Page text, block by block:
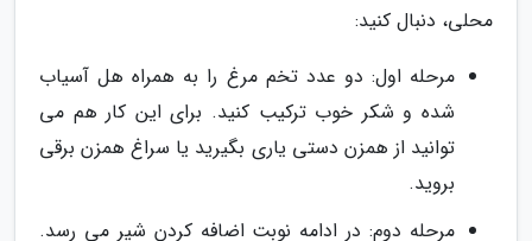
محلی، دنبال کنید:
مرحله اول: دو عدد تخم مرغ را به همراه هل آسیاب
شده و شکر خوب ترکیب کنید. برای این کار هم می
توانید از همزن دستی یاری بگیرید یا سراغ همزن برقی
بروید.
مرحله دوم: در ادامه نوبت اضافه کردن شیر می رسد.